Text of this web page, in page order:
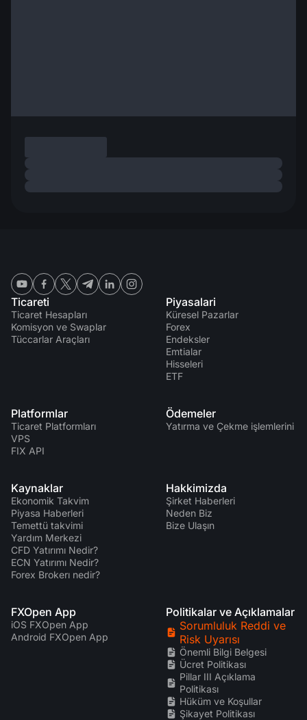
Ticareti
Ticaret Hesapları
Komisyon ve Swaplar
Tüccarlar Araçları
Piyasalari
Küresel Pazarlar
Forex
Endeksler
Emtialar
Hisseleri
ETF
Platformlar
Ticaret Platformları
VPS
FIX API
Ödemeler
Yatırma ve Çekme işlemlerini
Kaynaklar
Ekonomik Takvim
Piyasa Haberleri
Temettü takvimi
Yardım Merkezi
CFD Yatırımı Nedir?
ECN Yatırımı Nedir?
Forex Brokerı nedir?
Hakkimizda
Şirket Haberleri
Neden Biz
Bize Ulaşın
FXOpen App
iOS FXOpen App
Android FXOpen App
Politikalar ve Açıklamalar
Sorumluluk Reddi ve
Risk Uyarısı
Önemli Bilgi Belgesi
Ücret Politikası
Pillar III Açıklama
Politikası
Hüküm ve Koşullar
Şikayet Politikası